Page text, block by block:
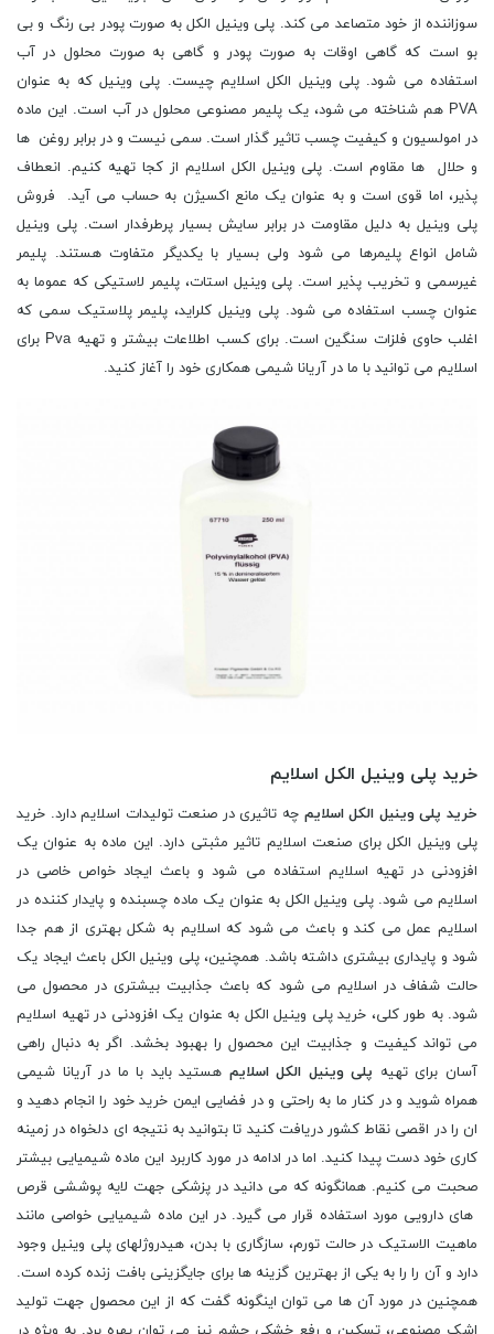
سوزاننده از خود متصاعد می کند. پلی وینیل الکل به صورت پودر بی رنگ و بی
بو است که گاهی اوقات به صورت پودر و گاهی به صورت محلول در آب
استفاده می شود. پلی وینیل الکل اسلایم چیست. پلی وینیل که به عنوان
PVA هم شناخته می شود، یک پلیمر مصنوعی محلول در آب است. این ماده
در امولسیون و کیفیت چسب تاثیر گذار است. سمی نیست و در برابر روغن ها
و حلال ها مقاوم است. پلی وینیل الکل اسلایم از کجا تهیه کنیم. انعطاف
پذیر، اما قوی است و به عنوان یک مانع اکسیژن به حساب می آید. فروش
پلی وینیل به دلیل مقاومت در برابر سایش بسیار پرطرفدار است. پلی وینیل
شامل انواع پلیمرها می شود ولی بسیار با یکدیگر متفاوت هستند. پلیمر
غیرسمی و تخریب پذیر است. پلی وینیل استات، پلیمر لاستیکی که عموما به
عنوان چسب استفاده می شود. پلی وینیل کلراید، پلیمر پلاستیک سمی که
اغلب حاوی فلزات سنگین است. برای کسب اطلاعات بیشتر و تهیه Pva برای
اسلایم می توانید با ما در آریانا شیمی همکاری خود را آغاز کنید.
خرید پلی وینیل الکل اسلایم
خرید پلی وینیل الکل اسلایم چه تاثیری در صنعت تولیدات اسلایم دارد. خرید
پلی وینیل الکل برای صنعت اسلایم تاثیر مثبتی دارد. این ماده به عنوان یک
افزودنی در تهیه اسلایم استفاده می شود و باعث ایجاد خواص خاصی در
اسلایم می شود. پلی وینیل الکل به عنوان یک ماده چسبنده و پایدار کننده در
اسلایم عمل می کند و باعث می شود که اسلایم به شکل بهتری از هم جدا
شود و پایداری بیشتری داشته باشد. همچنین، پلی وینیل الکل باعث ایجاد یک
حالت شفاف در اسلایم می شود که باعث جذابیت بیشتری در محصول می
شود. به طور کلی، خرید پلی وینیل الکل به عنوان یک افزودنی در تهیه اسلایم
می تواند کیفیت و جذابیت این محصول را بهبود بخشد. اگر به دنبال راهی
آسان برای تهیه پلی وینیل الکل اسلایم هستید باید با ما در آریانا شیمی
همراه شوید و در کنار ما به راحتی و در فضایی ایمن خرید خود را انجام دهید و
ان را در اقصی نقاط کشور دریافت کنید تا بتوانید به نتیجه ای دلخواه در زمینه
کاری خود دست پیدا کنید. اما در ادامه در مورد کاربرد این ماده شیمیایی بیشتر
صحبت می کنیم. همانگونه که می دانید در پزشکی جهت لایه پوششی قرص
های دارویی مورد استفاده قرار می گیرد. در این ماده شیمیایی خواصی مانند
ماهیت الاستیک در حالت تورم، سازگاری با بدن، هیدروژلهای پلی وینیل وجود
دارد و آن را را به یکی از بهترین گزینه ها برای جایگزینی بافت زنده کرده است.
همچنین در مورد آن ها می توان اینگونه گفت که از این محصول جهت تولید